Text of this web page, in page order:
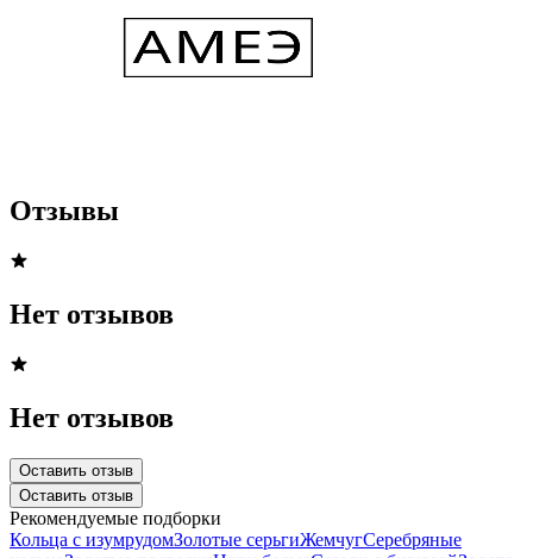
Отзывы
Нет отзывов
Нет отзывов
Оставить отзыв
Оставить отзыв
Рекомендуемые подборки
Кольца с изумрудомЗолотые серьгиЖемчугСеребряные